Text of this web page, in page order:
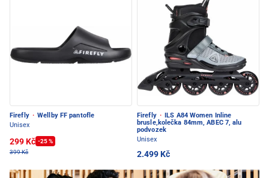
Firefly · Wellby FF pantofle
Unisex
299 Kč -25 %
399 Kč
Firefly · ILS A84 Women Inline
brusle,kolečka 84mm, ABEC 7, alu
podvozek
Unisex
2.499 Kč